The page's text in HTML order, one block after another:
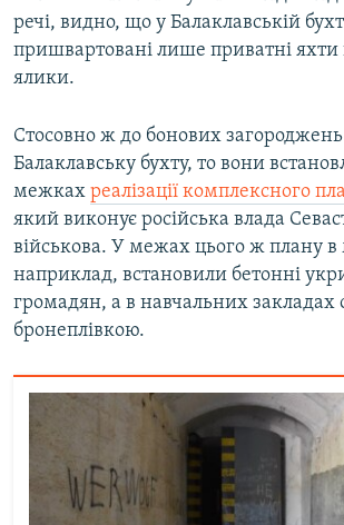
речі, видно, що у Балаклавській
пришвартовані лише приватні яхти
ялики.
Стосовно ж до бонових загороджень
Балаклавську бухту, то вони
межках реалізації комплексного
який виконує російська влада
військова. У межах цього ж плану в
наприклад, встановили бетонні
громадян, а в навчальних закладах
бронеплівкою.